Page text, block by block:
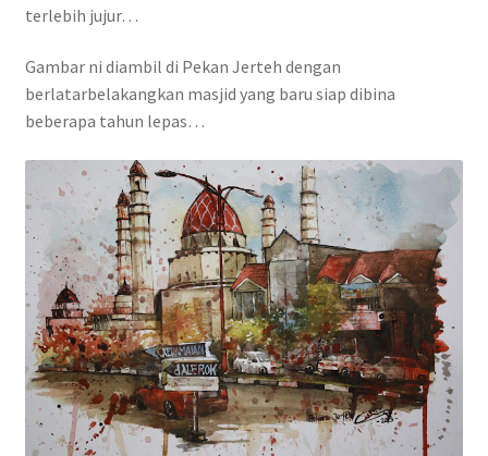
Intensive Watercolour Workshop with Azmannor
Legal
Privacy Policy
Terms of Use
My Account
Track My Order
Wishlist
terlebih jujur…
Gambar ni diambil di Pekan Jerteh dengan
berlatarbelakangkan masjid yang baru siap dibina
beberapa tahun lepas…